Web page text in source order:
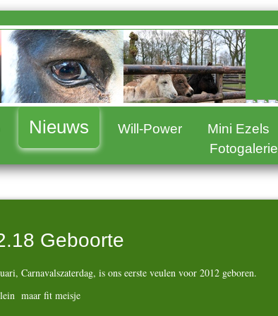
Nieuws Will-Power Mini Ezels
Fotogalerie
Geboorte
Carnavalszaterdag, is ons eerste veulen voor 2012 geboren.
maar fit meisje